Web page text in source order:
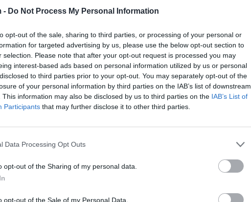
- Do Not Process My Personal Information
opt-out of the sale, sharing to third parties, or processing of your personal or
for targeted advertising by us, please use the below opt-out section to
selection. Please note that after your opt-out request is processed you may
interest-based ads based on personal information utilized by us or personal
to third parties prior to your opt-out. You may separately opt-out of the
of your personal information by third parties on the IAB’s list of downstream
This information may also be disclosed by us to third parties on the IAB’s List of
Participants that may further disclose it to other third parties.
Data Processing Opt Outs
opt-out of the Sharing of my personal data.
opt-out of the Sale of my Personal Data.
dhe dështimesh gjatë pandemisë, e cila ka marrë më
nga deputetët si “sfida më e madhe në kohë